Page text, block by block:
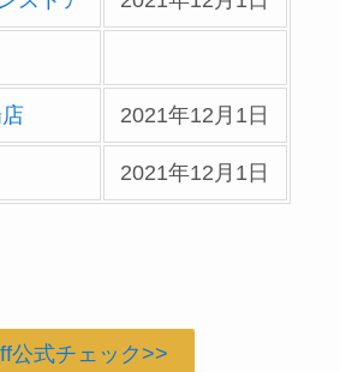
2021年12月1日
2021年12月1日
公式チェック>>